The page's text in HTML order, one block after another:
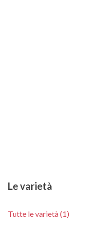
Le varietà
Tutte le varietà (1)